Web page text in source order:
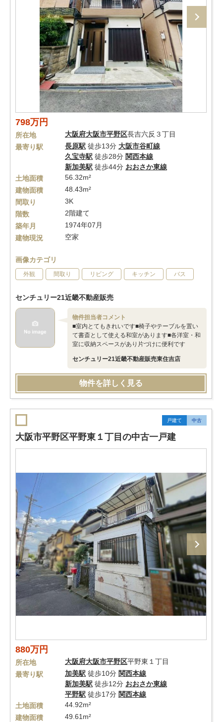
798万円
所在地 大阪府大阪市平野区長吉六反３丁目
最寄り駅
長原駅 徒歩13分 大阪市谷町線
久宝寺駅 徒歩28分 関西本線
新加美駅 徒歩44分 おおさか東線
土地面積
56.32m²
建物面積
48.43m²
間取り
3K
階数
2階建て
築年月
1974年07月
建物現況
空家
画像カテゴリ
外観 間取り リビング キッチン バス
センチュリー21近畿不動産販売
物件担当者コメント
■室内とてもきれいです■椅子やテーブルを置い
て書斎として使える和室があります■各洋室・和
室に収納スペースがあり片づけに便利です
センチュリー21近畿不動産販売東住吉店
物件を詳しく見る
戸建て 中古
大阪市平野区平野東１丁目の中古一戸建
880万円
所在地 大阪府大阪市平野区平野東１丁目
最寄り駅
加美駅 徒歩10分 関西本線
新加美駅 徒歩12分 おおさか東線
平野駅 徒歩17分 関西本線
土地面積
44.92m²
建物面積
49.61m²